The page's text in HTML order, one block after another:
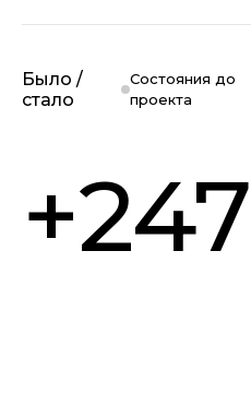
Было /
стало
Состояния до
проекта
+247